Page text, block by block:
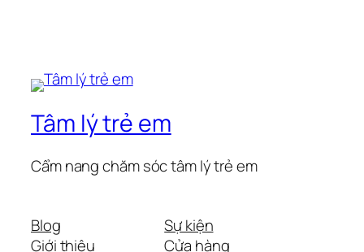
Tâm lý trẻ em
Cẩm nang chăm sóc tâm lý trẻ em
Blog
Giới thiệu
Sự kiện
Cửa hàng